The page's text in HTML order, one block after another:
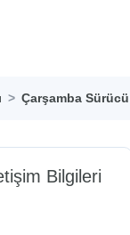
Çarşamba
Bilgileri